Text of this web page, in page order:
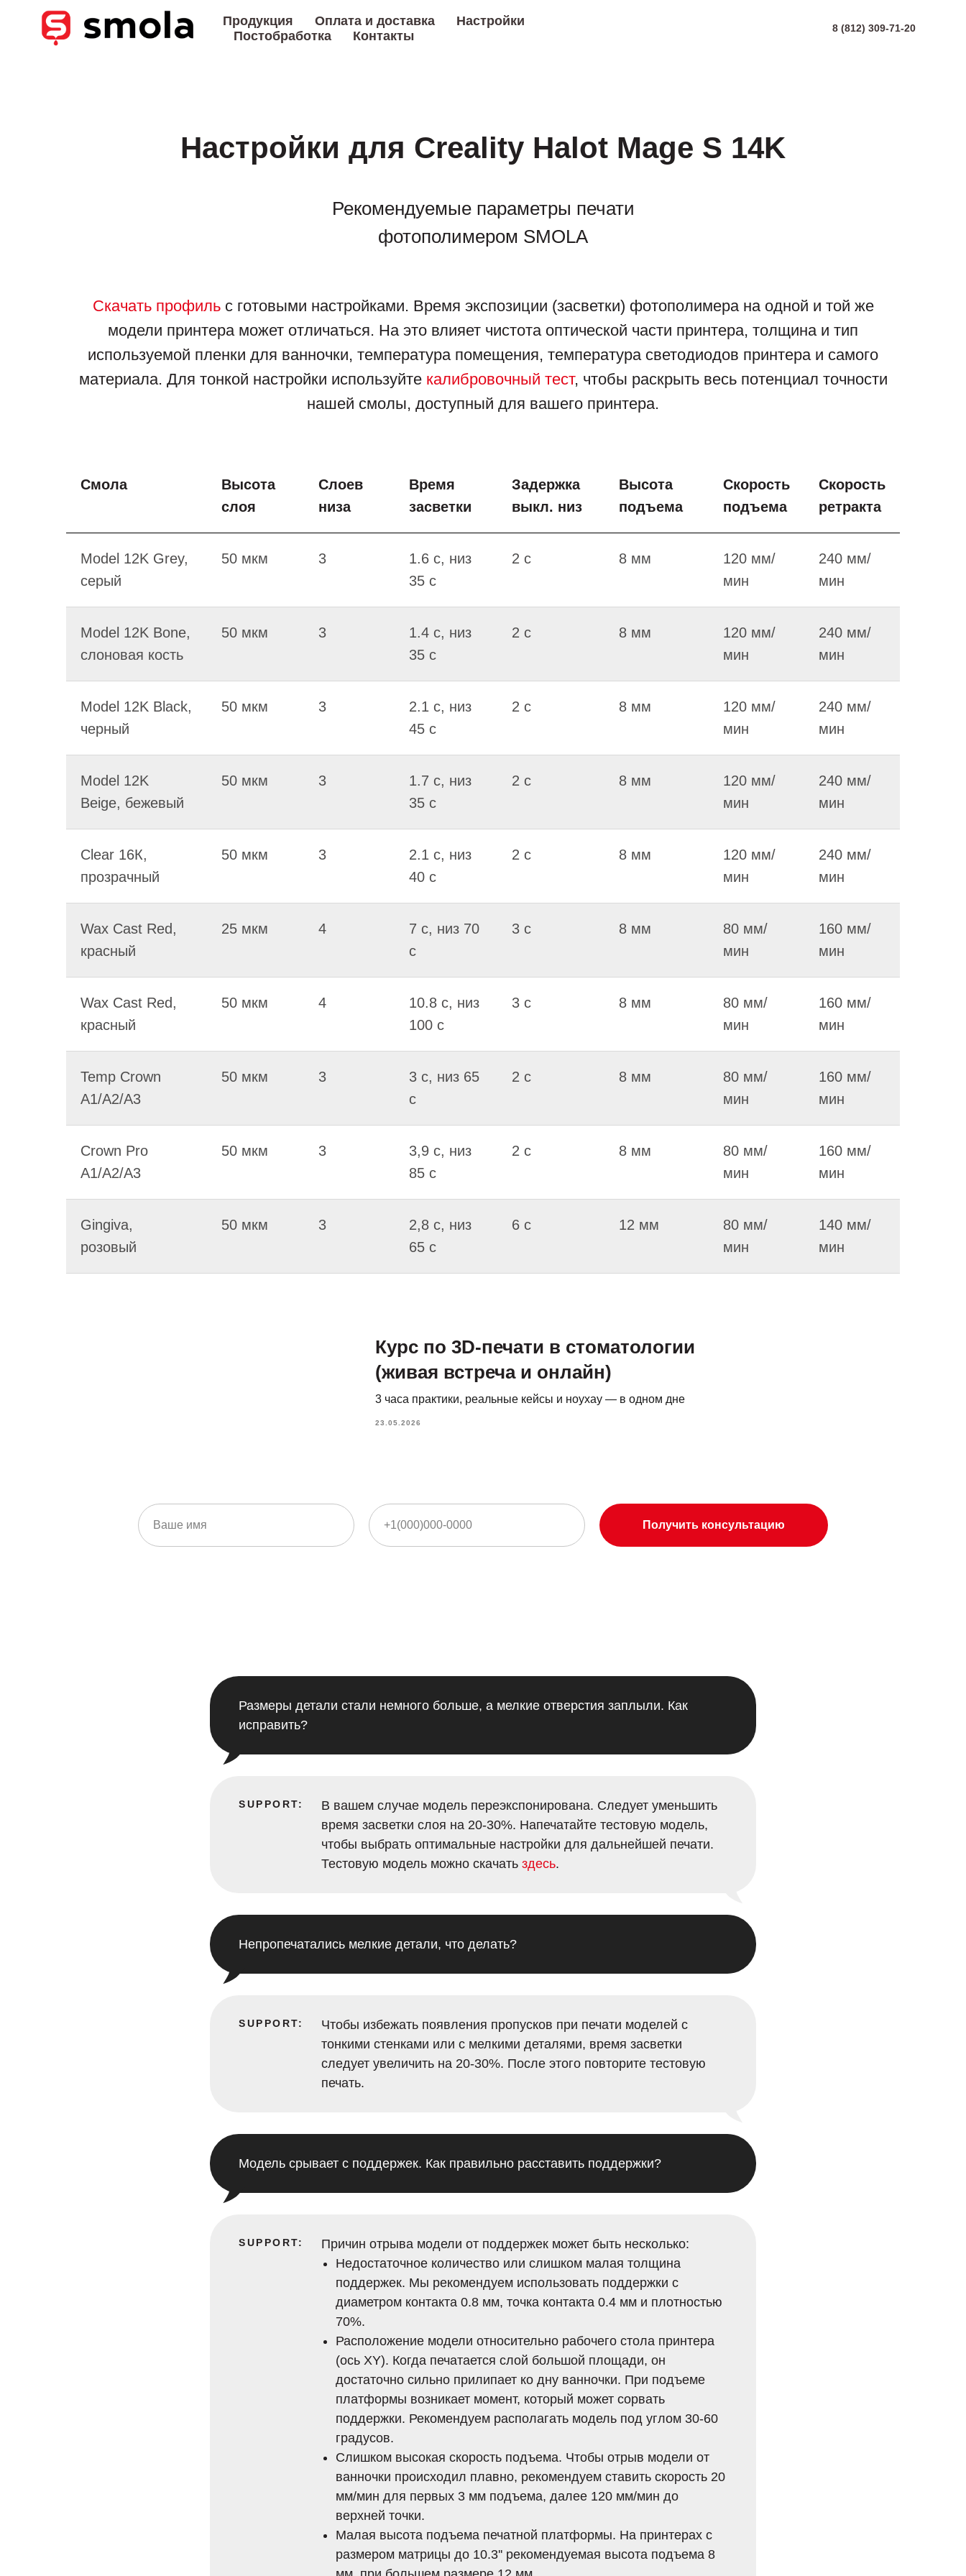
Продукция Оплата и доставка
Настройки
Постобработка
Контакты
8 (812) 309-71-20
Настройки для Creality Halot Mage S 14K
Рекомендуемые параметры печати
фотополимером SMOLA
Скачать профильс готовыми настройками. Время экспозиции (засветки) фотополимера на одной и той же
модели принтера может отличаться. На это влияет чистота оптической части принтера, толщина и тип
используемой пленки для ванночки, температура помещения, температура светодиодов принтера и самого
материала. Для тонкой настройки используйте калибровочный тест, чтобы раскрыть весь потенциал точности
нашей смолы, доступный для вашего принтера.
Смола
Высота
слоя
Слоев
низа
Время
засветки
Задержка
выкл. низ
Высота
подъема
Скорость
подъема
Скорость
ретракта
Model 12K Grey,
серый
50 мкм 3
1.6 c, низ
35 c
2 c 8 мм
120 мм/
мин
240 мм/
мин
Model 12K Bone,
слоновая кость
50 мкм 3
1.4 c, низ
35 c
2 c 8 мм
120 мм/
мин
240 мм/
мин
Model 12K Black,
черный
50 мкм 3
2.1 c, низ
45 c
2 c 8 мм
120 мм/
мин
240 мм/
мин
Model 12K
Beige, бежевый
50 мкм 3
1.7 c, низ
35 c
2 c 8 мм
120 мм/
мин
240 мм/
мин
Clear 16К,
прозрачный
50 мкм 3
2.1 c, низ
40 c
2 c 8 мм
120 мм/
мин
240 мм/
мин
Wax Cast Red,
красный
25 мкм 4
7 c, низ 70
c
3 c 8 мм
80 мм/
мин
160 мм/
мин
Wax Cast Red,
красный
50 мкм 4
10.8 c, низ
100 c
3 c 8 мм
80 мм/
мин
160 мм/
мин
Temp Crown
A1/A2/A3
50 мкм 3
3 c, низ 65
c
2 c 8 мм
80 мм/
мин
160 мм/
мин
Crown Pro
A1/A2/A3
50 мкм 3
3,9 c, низ
85 c
2 c 8 мм
80 мм/
мин
160 мм/
мин
Gingiva,
розовый
50 мкм 3
2,8 c, низ
65 c
6 c 12 мм
80 мм/
мин
140 мм/
мин
Курс по 3D-печати в стоматологии
(живая встреча и онлайн)
3 часа практики, реальные кейсы и ноухау — в одном дне
23.05.2026
Получить консультацию
Размеры детали стали немного больше, а мелкие отверстия заплыли. Как
исправить?
SUPPORT:
В вашем случае модель переэкспонирована. Следует уменьшить
время засветки слоя на 20-30%. Напечатайте тестовую модель,
чтобы выбрать оптимальные настройки для дальнейшей печати.
Тестовую модель можно скачать здесь.
Непропечатались мелкие детали, что делать?
SUPPORT:
Чтобы избежать появления пропусков при печати моделей с
тонкими стенками или с мелкими деталями, время засветки
следует увеличить на 20-30%. После этого повторите тестовую
печать.
Модель срывает с поддержек. Как правильно расставить поддержки?
SUPPORT:
Причин отрыва модели от поддержек может быть несколько:
Недостаточное количество или слишком малая толщина
поддержек. Мы рекомендуем использовать поддержки с
диаметром контакта 0.8 мм, точка контакта 0.4 мм и плотностью
70%.
Расположение модели относительно рабочего стола принтера
(ось XY). Когда печатается слой большой площади, он
достаточно сильно прилипает ко дну ванночки. При подъеме
платформы возникает момент, который может сорвать
поддержки. Рекомендуем располагать модель под углом 30-60
градусов.
Слишком высокая скорость подъема. Чтобы отрыв модели от
ванночки происходил плавно, рекомендуем ставить скорость 20
мм/мин для первых 3 мм подъема, далее 120 мм/мин до
верхней точки.
Малая высота подъема печатной платформы. На принтерах с
размером матрицы до 10.3'' рекомендуемая высота подъема 8